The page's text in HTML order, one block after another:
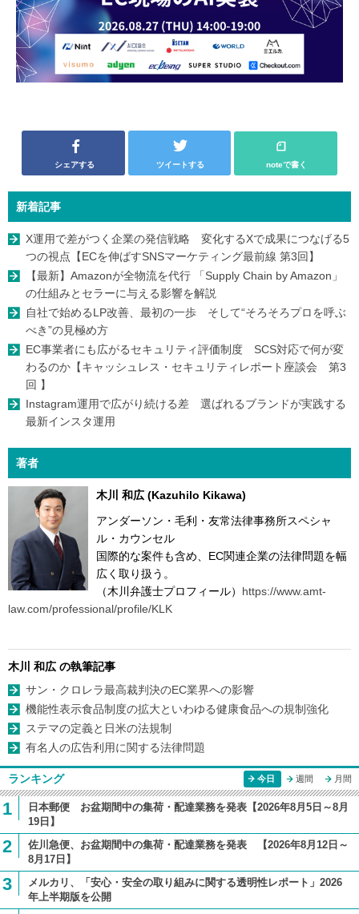
シェアする ツイートする noteで書く
新着記事
X運用で差がつく企業の発信戦略 変化するXで成果につなげる5
つの視点【ECを伸ばすSNSマーケティング最前線 第3回】
【最新】Amazonが全物流を代行 「Supply Chain by Amazon」
の仕組みとセラーに与える影響を解説
自社で始めるLP改善、最初の一歩 そして“そろそろプロを呼ぶ
べき”の見極め方
EC事業者にも広がるセキュリティ評価制度 SCS対応で何が変
わるのか【キャッシュレス・セキュリティレポート座談会 第3
回 】
Instagram運用で広がり続ける差 選ばれるブランドが実践する
最新インスタ運用
著者
木川 和広 (Kazuhilo Kikawa)
アンダーソン・毛利・友常法律事務所スペシャ
ル・カウンセル
国際的な案件も含め、EC関連企業の法律問題を幅
広く取り扱う。
（木川弁護士プロフィール） https://www.amt-
law.com/professional/profile/KLK
木川 和広 の執筆記事
サン・クロレラ最高裁判決のEC業界への影響
機能性表示食品制度の拡大といわゆる健康食品への規制強化
ステマの定義と日米の法規制
有名人の広告利用に関する法律問題
ランキング 今日 週間 月間
1
日本郵便 お盆期間中の集荷・配達業務を発表【2026年8月5日～8月
19日】
2
佐川急便、お盆期間中の集荷・配達業務を発表 【2026年8月12日～
8月17日】
3
メルカリ、「安心・安全の取り組みに関する透明性レポート」2026
年上半期版を公開